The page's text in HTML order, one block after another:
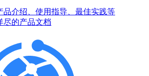
品介绍、使用指导、最佳实践等
尽的产品文档